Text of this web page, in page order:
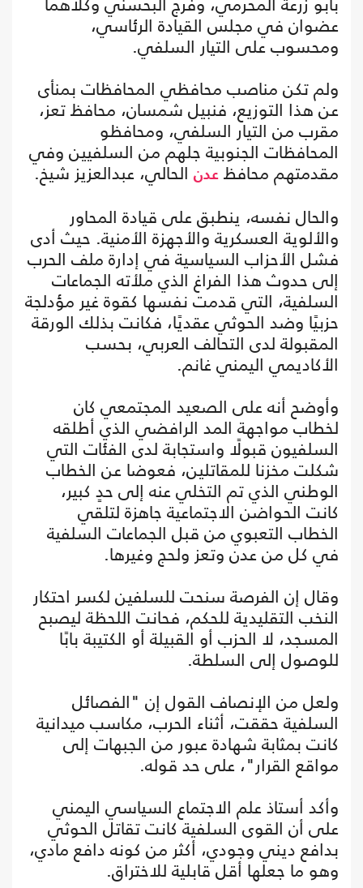
عضوان في مجلس القيادة الرئاسي،
ومحسوب على التيار السلفي.
ولم تكن مناصب محافظي المحافظات بمنأى
عن هذا التوزيع، فنبيل شمسان، محافظ تعز،
مقرب من التيار السلفي، ومحافظو
المحافظات الجنوبية جلهم من السلفيين وفي
مقدمتهم محافظ عدن الحالي، عبدالعزيز شيخ.
والحال نفسه، ينطبق على قيادة المحاور
والألوية العسكرية والأجهزة الأمنية. حيث أدى
فشل الأحزاب السياسية في إدارة ملف الحرب
إلى حدوث هذا الفراغ الذي ملأته الجماعات
السلفية، التي قدمت نفسها كقوة غير مؤدلجة
حزبيًا وضد الحوثي عقديًا، فكانت بذلك الورقة
المقبولة لدى التحالف العربي، بحسب
الأكاديمي اليمني غانم.
وأوضح أنه على الصعيد المجتمعي كان
لخطاب مواجهة المد الرافضي الذي أطلقه
السلفيون قبولًا واستجابة لدى الفئات التي
شكلت مخزنا للمقاتلين، فعوضا عن الخطاب
الوطني الذي تم التخلي عنه إلى حدٍ كبير،
كانت الحواضن الاجتماعية جاهزة لتلقي
الخطاب التعبوي من قبل الجماعات السلفية
في كل من عدن وتعز ولحج وغيرها.
وقال إن الفرصة سنحت للسلفين لكسر احتكار
النخب التقليدية للحكم، فحانت اللحظة ليصبح
المسجد، لا الحزب أو القبيلة أو الكتيبة بابًا
للوصول إلى السلطة.
ولعل من الإنصاف القول إن "الفصائل
السلفية حققت، أثناء الحرب، مكاسب ميدانية
كانت بمثابة شهادة عبور من الجبهات إلى
مواقع القرار"، على حد قوله.
وأكد أستاذ علم الاجتماع السياسي اليمني
على أن القوى السلفية كانت تقاتل الحوثي
بدافع ديني وجودي، أكثر من كونه دافع مادي،
وهو ما جعلها أقل قابلية للاختراق.